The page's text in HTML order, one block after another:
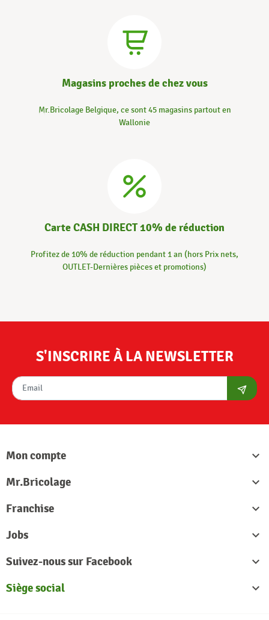
Magasins proches de chez vous
Mr.Bricolage Belgique, ce sont 45 magasins partout en
Wallonie
Carte CASH DIRECT 10% de réduction
Profitez de 10% de réduction pendant 1 an (hors Prix nets,
OUTLET-Dernières pièces et promotions)
S'INSCRIRE À LA NEWSLETTER
Mon compte

Mr.Bricolage

Franchise

Jobs

Suivez-nous sur Facebook

Siège social
